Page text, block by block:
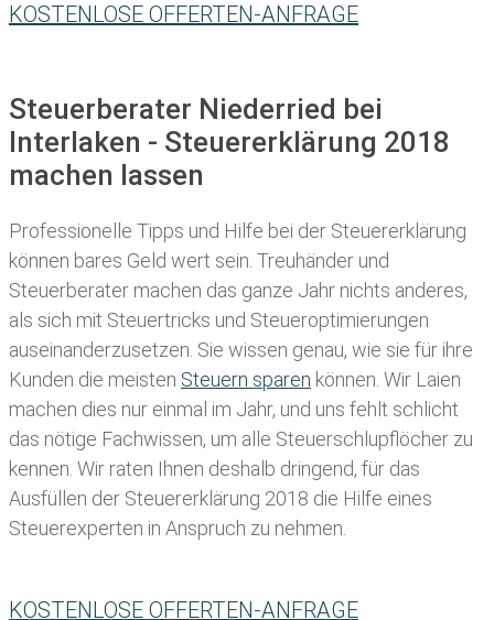
KOSTENLOSE OFFERTEN-ANFRAGE
Steuerberater Niederried bei
Interlaken - Steuererklärung 2018
machen lassen
Professionelle Tipps und Hilfe bei der Steuererklärung
können bares Geld wert sein. Treuhänder und
Steuerberater machen das ganze Jahr nichts anderes,
als sich mit Steuertricks und Steueroptimierungen
auseinanderzusetzen. Sie wissen genau, wie sie für ihre
Kunden die meisten Steuern sparen können. Wir Laien
machen dies nur einmal im Jahr, und uns fehlt schlicht
das nötige Fachwissen, um alle Steuerschlupflöcher zu
kennen. Wir raten Ihnen deshalb dringend, für das
Ausfüllen der Steuererklärung 2018 die Hilfe eines
Steuerexperten in Anspruch zu nehmen.
KOSTENLOSE OFFERTEN-ANFRAGE